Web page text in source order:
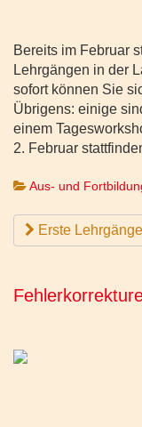
Bereits im Februar
Lehrgängen in der
sofort können Sie
Übrigens: einige
einem
2. Februar
Aus- und
Erste